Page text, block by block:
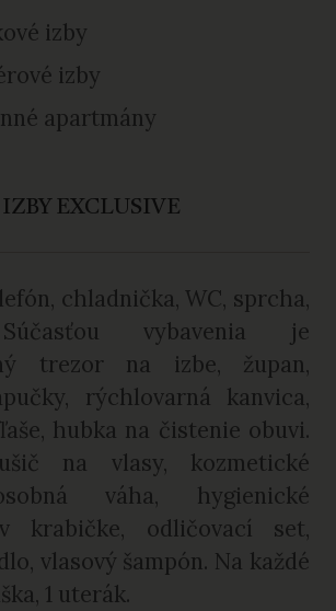
izby
izby
apartmány
EXCLUSIVE
chladnička, WC, sprcha,
vybavenia je
trezor na izbe, župan,
rýchlovarná kanvica,
hubka na čistenie obuvi.
na vlasy, kozmetické
váha, hygienické
krabičke, odličovací set,
vlasový šampón. Na každé
1 uterák.